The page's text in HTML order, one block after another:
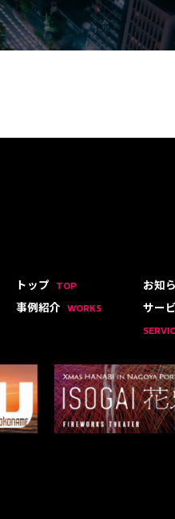
トップ TOP お知
事例紹介 WORKS サー